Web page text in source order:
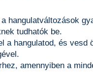
hangulatváltozások
tudhatók be.
a hangulatod, és vesd
amennyiben a